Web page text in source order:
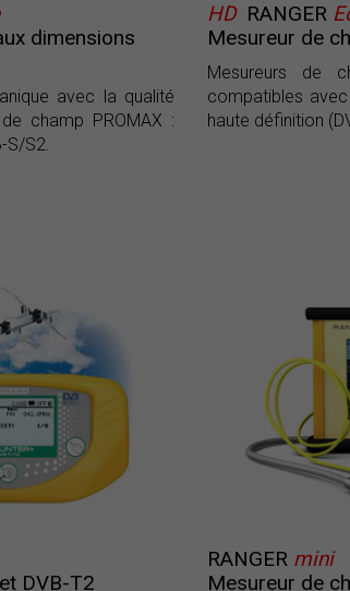
dimensions
avec la qualité
champ PROMAX :
S/S2.
HD RANGER
Mesureur de
Mesureurs de
compatibles
haute définition
DVB-T2
RANGER mini
Mesureur de